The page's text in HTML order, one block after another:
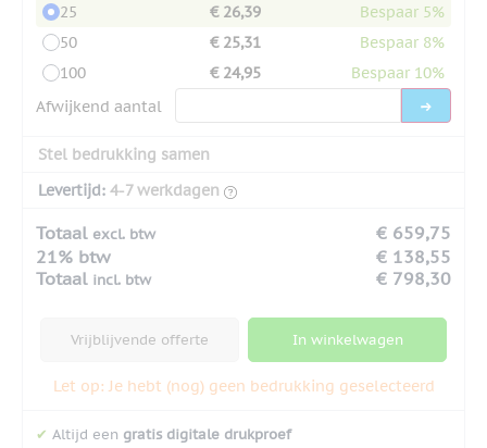
25
€ 26,39
Bespaar 5%
50
€ 25,31
Bespaar 8%
100
€ 24,95
Bespaar 10%
Afwijkend aantal
Stel bedrukking samen
Levertijd: 4-7 werkdagen
Totaal excl. btw
€ 659,75
21% btw
€ 138,55
Totaal incl. btw € 798,30
Vrijblijvende offerte In winkelwagen
Let op: Je hebt (nog) geen bedrukking geselecteerd
✔ Altijd een gratis digitale drukproef